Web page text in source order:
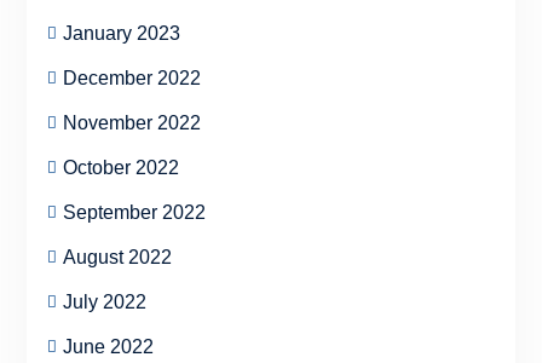
January 2023
December 2022
November 2022
October 2022
September 2022
August 2022
July 2022
June 2022